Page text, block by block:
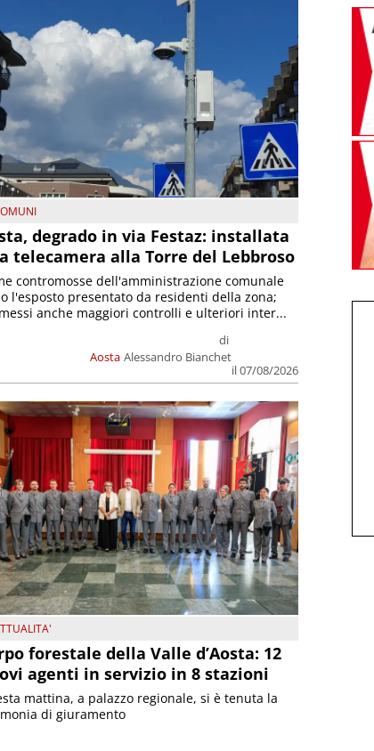
degrado in via Festaz: installata
telecamera alla Torre del Lebbroso
Aosta
di
Alessandro Bianchet
il 07/08/2026
contromosse dell'amministrazione comunale
l'esposto presentato da residenti della zona;
anche maggiori controlli e ulteriori inter...
forestale della Valle d’Aosta: 12
agenti in servizio in 8 stazioni
mattina, a palazzo regionale, si è tenuta la
di giuramento